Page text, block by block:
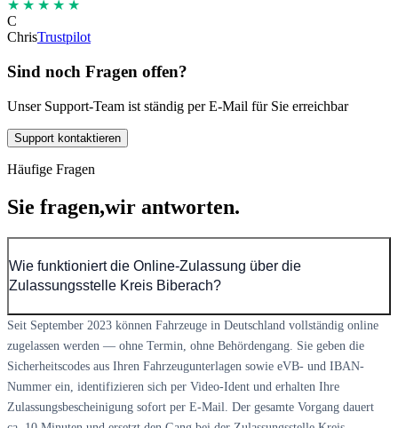
★★★★★
C
ChrisTrustpilot
Sind noch Fragen offen?
Unser Support-Team ist ständig per E-Mail für Sie erreichbar
Support kontaktieren
Häufige Fragen
Sie fragen,wir antworten.
Wie funktioniert die Online-Zulassung über die
Zulassungsstelle Kreis Biberach?
Seit September 2023 können Fahrzeuge in Deutschland vollständig online
zugelassen werden — ohne Termin, ohne Behördengang. Sie geben die
Sicherheitscodes aus Ihren Fahrzeugunterlagen sowie eVB- und IBAN-
Nummer ein, identifizieren sich per Video-Ident und erhalten Ihre
Zulassungsbescheinigung sofort per E-Mail. Der gesamte Vorgang dauert